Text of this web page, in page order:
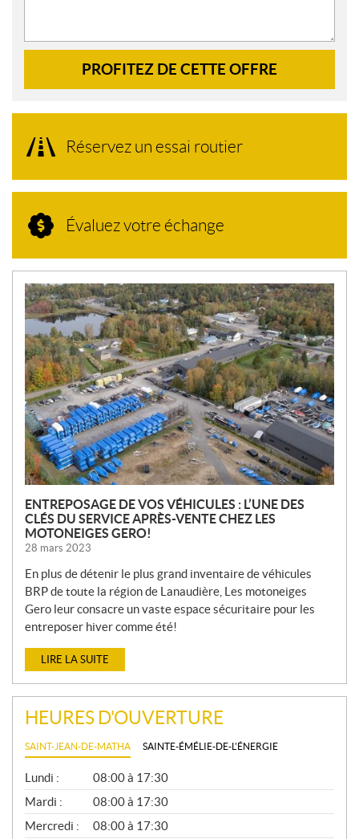
PROFITEZ DE CETTE OFFRE
Réservez un essai routier
Évaluez votre échange
N
O
U
V
E
L
L
E
S
ENTREPOSAGE DE VOS VÉHICULES : L’UNE DES
CLÉS DU SERVICE APRÈS-VENTE CHEZ LES
MOTONEIGES GERO!
28 mars 2023
En plus de détenir le plus grand inventaire de véhicules
BRP de toute la région de Lanaudière, Les motoneiges
Gero leur consacre un vaste espace sécuritaire pour les
entreposer hiver comme été!
LIRE LA SUITE
HEURES D'OUVERTURE
SAINT-JEAN-DE-MATHA SAINTE-ÉMÉLIE-DE-L'ÉNERGIE
G
É
N
É
R
Lundi :
08:00 à 17:30
Mardi :
08:00 à 17:30
Mercredi :
08:00 à 17:30